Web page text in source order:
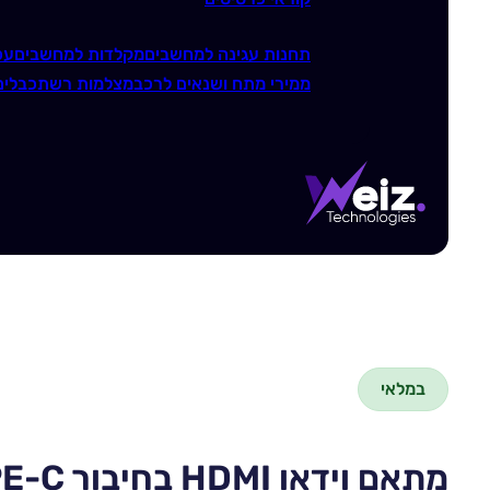
תחנות עגינה למחשביםמקלדות למחשבים
ממירי מתח ושנאים לרכבמצלמות רשת
במלאי
מתאם וידאו HDMI בחיבור TYPE-C